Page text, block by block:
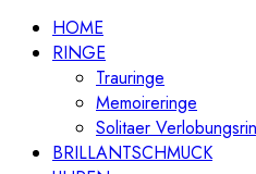
HOME
RINGE
Trauringe
Memoireringe
Solitaer
BRILLANTSCHMUCK